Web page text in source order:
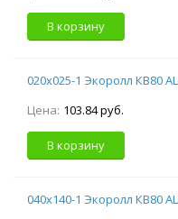
В корзину
020х025-1 Экоролл КВ80
Цена: 103.84 руб.
В корзину
040х140-1 Экоролл КВ80